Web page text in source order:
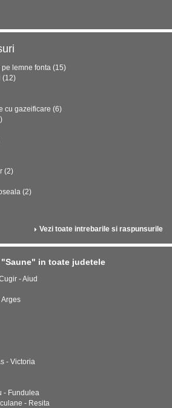
lemne fonta (15)
(12)
cu gazeificare (6)
(2)
(2)
Vezi toate intrebarile si raspunsurile
in toate judetele
- Aiud
Arges
- Victoria
- Fundulea
- Resita